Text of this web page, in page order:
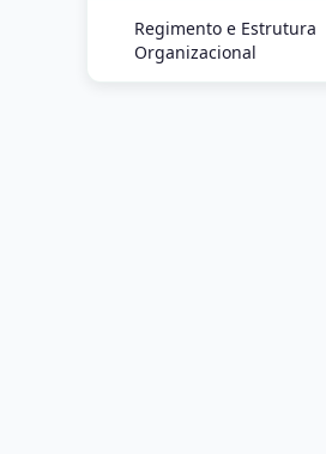
Regimento e Estrutura
Organizacional